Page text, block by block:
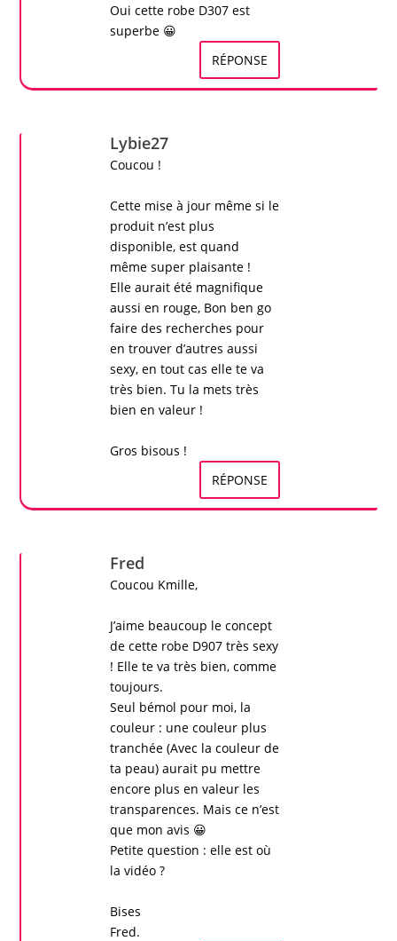
Oui cette robe D307 est
superbe 😀
RÉPONSE
Lybie27
Coucou !
Cette mise à jour même si le
produit n’est plus
disponible, est quand
même super plaisante !
Elle aurait été magnifique
aussi en rouge, Bon ben go
faire des recherches pour
en trouver d’autres aussi
sexy, en tout cas elle te va
très bien. Tu la mets très
bien en valeur !
Gros bisous !
RÉPONSE
Fred
Coucou Kmille,
J’aime beaucoup le concept
de cette robe D907 trèssexy
! Elle te va très bien, comme
toujours.
Seul bémol pour moi, la
couleur : une couleur plus
tranchée (Avec la couleur de
ta peau) aurait pu mettre
encore plus en valeur les
transparences. Mais ce n’est
que mon avis 😀
Petite question : elle est où
la vidéo ?
Bises
Fred.